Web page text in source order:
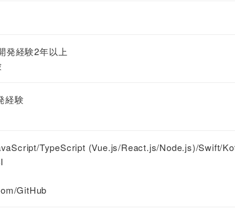
発経験2年以上
経験
TypeScript (Vue.js/React.js/Node.js)/Swift/
GitHub